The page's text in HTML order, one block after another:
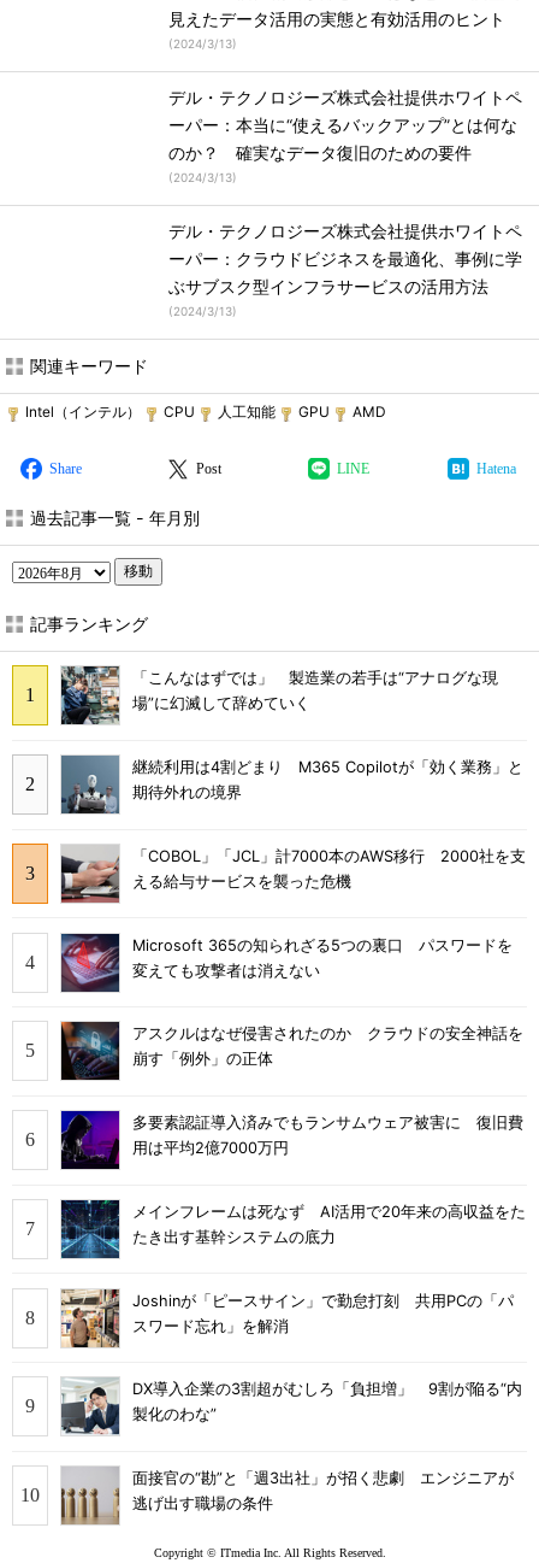
見えたデータ活用の実態と有効活用のヒント
(2024/3/13)
デル・テクノロジーズ株式会社提供ホワイトペ
ーパー：本当に“使えるバックアップ”とは何な
のか？ 確実なデータ復旧のための要件
(2024/3/13)
デル・テクノロジーズ株式会社提供ホワイトペ
ーパー：クラウドビジネスを最適化、事例に学
ぶサブスク型インフラサービスの活用方法
(2024/3/13)
関連キーワード
Intel（インテル） CPU 人工知能 GPU AMD
Share Post LINE Hatena
過去記事一覧 - 年月別
移動
記事ランキング
「こんなはずでは」 製造業の若手は“アナログな現
場”に幻滅して辞めていく
継続利用は4割どまり M365 Copilotが「効く業務」と
期待外れの境界
「COBOL」「JCL」計7000本のAWS移行 2000社を支
える給与サービスを襲った危機
Microsoft 365の知られざる5つの裏口 パスワードを
変えても攻撃者は消えない
アスクルはなぜ侵害されたのか クラウドの安全神話を
崩す「例外」の正体
多要素認証導入済みでもランサムウェア被害に 復旧費
用は平均2億7000万円
メインフレームは死なず AI活用で20年来の高収益をた
たき出す基幹システムの底力
Joshinが「ピースサイン」で勤怠打刻 共用PCの「パ
スワード忘れ」を解消
DX導入企業の3割超がむしろ「負担増」 9割が陥る“内
製化のわな”
面接官の“勘”と「週3出社」が招く悲劇 エンジニアが
逃げ出す職場の条件
Copyright © ITmedia Inc. All Rights Reserved.